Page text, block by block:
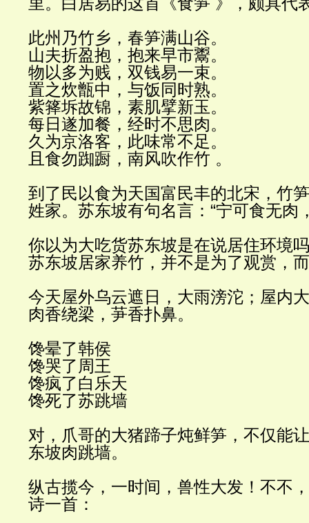
此州乃竹乡，春笋满山谷。
山夫折盈抱，抱来早市鬻。
物以多为贱，双钱易一束。
置之炊甑中，与饭同时熟。
紫箨坼故锦，素肌擘新玉。
每日遂加餐，经时不思肉。
久为京洛客，此味常不足。
且食勿踟蹰，南风吹作竹 。
到了民以食为天国富民丰的北宋，竹
姓家。苏东坡有句名言： “宁可食无肉
你以为大吃货苏东坡是在说居住环境
苏东坡居家养竹，并不是为了观赏，
今天屋外乌云遮日，大雨滂沱；屋内
肉香绕梁，芛香扑鼻。
馋晕了韩侯
馋哭了周王
馋疯了白乐天
馋死了苏跳墙
对，爪哥的大猪蹄子炖鲜笋，不仅能
东坡肉跳墙。
纵古揽今，一时间，兽性大发！不不
诗一首：